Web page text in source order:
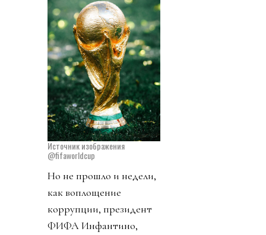
Источник изображения
@fifaworldcup
Но не прошло и недели,
как воплощение
коррупции, президент
ФИФА Инфантино,